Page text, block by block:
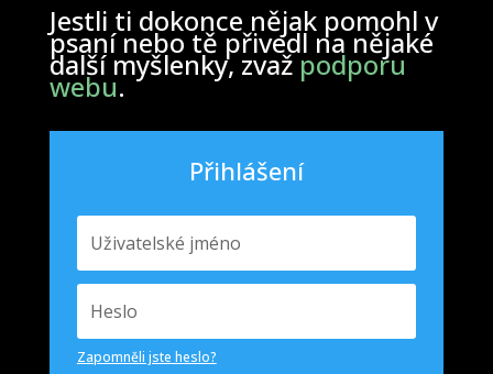
Jestli ti dokonce nějak pomohl v
psaní nebo tě přivedl na nějaké
další myšlenky, zvažpodporu
webu.
Přihlášení
Zapomněli jste heslo?